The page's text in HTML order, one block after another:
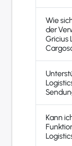
Wie
der
Gricius
Kann